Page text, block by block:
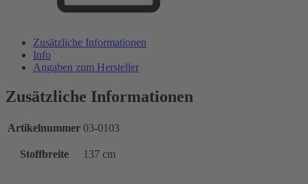
Zusätzliche Informationen
Info
Angaben zum Hersteller
Zusätzliche Informationen
Artikelnummer 03-0103
Stoffbreite 137 cm